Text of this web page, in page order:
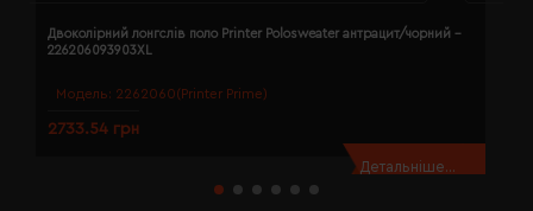
Модель: 2262060(Printer Prime)
Двоколірний лонгслів поло Printer Polosweater антрацит/чорний -
226206093903XL
2733.54 грн
Детальніше...